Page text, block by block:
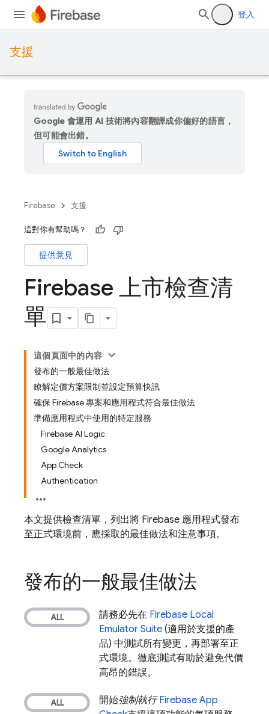
登入
支援
Google 會運用 AI 技術將內容翻譯成你偏好的語言，
但可能會出錯。
Firebase 支援
這對你有幫助嗎？
提供意見
Firebase 上市檢查清
單
這個頁面中的內容
發布的一般最佳做法
瞭解定價方案限制並設定預算快訊
確保 Firebase 專案和應用程式符合最佳做法
準備應用程式中使用的特定服務
Firebase AI Logic
Google Analytics
App Check
Authentication
本文提供檢查清單，列出將 Firebase 應用程式發布
至正式環境前，應採取的最佳做法和注意事項。
發布的一般最佳做法
請務必先在 Firebase Local
Emulator Suite (適用於支援的產
品) 中測試所有變更，再部署至正
式環境。徹底測試有助於避免代價
高昂的錯誤。
開始強制執行 Firebase App